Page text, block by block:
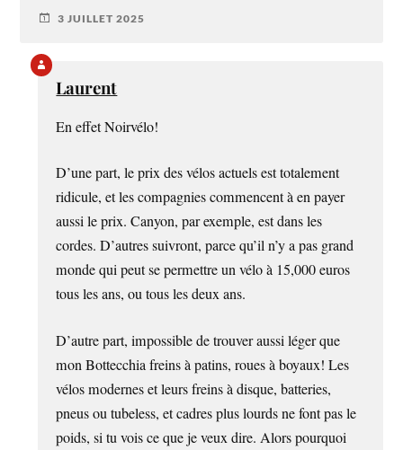
3 JUILLET 2025
Laurent
En effet Noirvélo!
D’une part, le prix des vélos actuels est totalement
ridicule, et les compagnies commencent à en payer
aussi le prix. Canyon, par exemple, est dans les
cordes. D’autres suivront, parce qu’il n’y a pas grand
monde qui peut se permettre un vélo à 15,000 euros
tous les ans, ou tous les deux ans.
D’autre part, impossible de trouver aussi léger que
mon Bottecchia freins à patins, roues à boyaux! Les
vélos modernes et leurs freins à disque, batteries,
pneus ou tubeless, et cadres plus lourds ne font pas le
poids, si tu vois ce que je veux dire. Alors pourquoi